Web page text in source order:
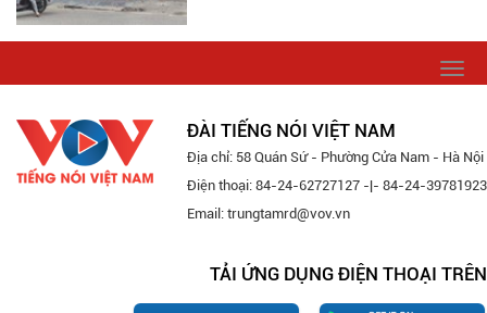
ĐÀI TIẾNG NÓI VIỆT NAM
Địa chỉ: 58 Quán Sứ - Phường Cửa Nam - Hà Nội
Điện thoại: 84-24-62727127 -|- 84-24-39781923
Email: trungtamrd@vov.vn
TẢI ỨNG DỤNG ĐIỆN THOẠI TRÊN